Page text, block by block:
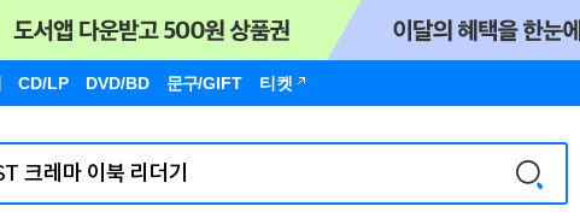
CD/LP DVD/BD 문구/GIFT 티켓